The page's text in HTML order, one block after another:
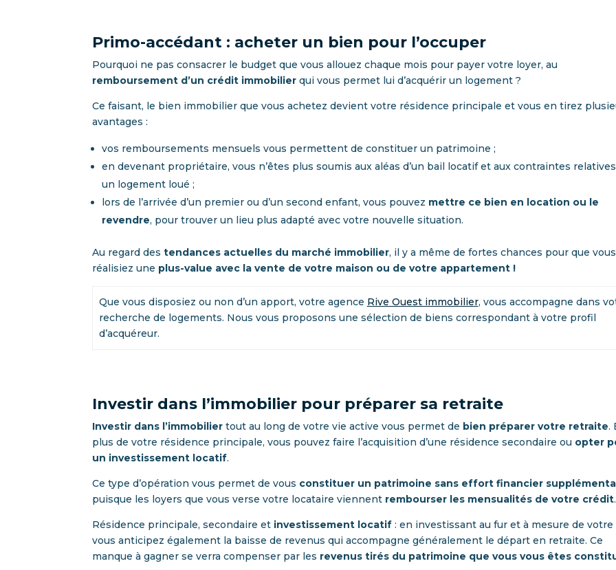
Primo-accédant : acheter un bien pour l’occuper
Pourquoi ne pas consacrer le budget que vous allouez chaque mois pour payer votre loyer, au
remboursement d’un crédit immobilier qui vous permet lui d’acquérir un logement ?
Ce faisant, le bien immobilier que vous achetez devient votre résidence principale et vous en tirez
avantages :
vos remboursements mensuels vous permettent de constituer un patrimoine ;
en devenant propriétaire, vous n’êtes plus soumis aux aléas d’un bail locatif et aux contraintes
un logement loué ;
lors de l’arrivée d’un premier ou d’un second enfant, vous pouvez mettre ce bien en location ou le
revendre, pour trouver un lieu plus adapté avec votre nouvelle situation.
Au regard destendances actuelles du marché immobilier, il y a même de fortes chances pour que vous
réalisiez une plus-value avec la vente de votre maison ou de votre appartement !
Que vous disposiez ou non d’un apport, votre agence Rive Ouest immobilier, vous accompagne dans
recherche de logements. Nous vous proposons une sélection de biens correspondant à votre profil
d’acquéreur.
Investir dans l’immobilier pour préparer sa retraite
Investir dans l’immobilier tout au long de votre vie active vous permet de bien préparer votre retraite.
plus de votre résidence principale, vous pouvez faire l’acquisition d’une résidence secondaire ou opter
un investissement locatif.
Ce type d’opération vous permet de vous constituer un patrimoine sans effort financier
puisque les loyers que vous verse votre locataire viennent rembourser les mensualités de votre crédit.
Résidence principale, secondaire et investissement locatif: en investissant au fur et à mesure de votre
vous anticipez également la baisse de revenus qui accompagne généralement le départ en retraite. Ce
manque à gagner se verra compenser par les revenus tirés du patrimoine que vous vous êtes